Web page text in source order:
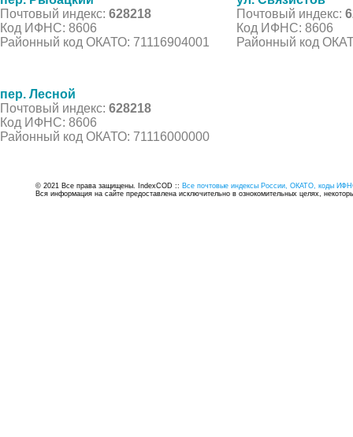
Почтовый индекс: 628218
Код ИФНС: 8606
Районный код ОКАТО: 71116904001
Почтовый индекс:
Код ИФНС: 8606
Районный код
пер. Лесной
Почтовый индекс: 628218
Код ИФНС: 8606
Районный код ОКАТО: 71116000000
© 2021 Все права защищены. IndexCOD :: Все почтовые индексы России, ОКАТО, коды
Вся информация на сайте предоставлена исключительно в ознокомительных целях,